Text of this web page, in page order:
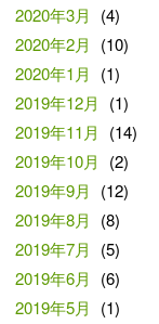
2020年3月
(4)
2020年2月
(10)
2020年1月
(1)
2019年12月
(1)
2019年11月
(14)
2019年10月
(2)
2019年9月
(12)
2019年8月
(8)
2019年7月
(5)
2019年6月
(6)
2019年5月
(1)